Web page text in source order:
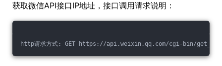
获取微信API接口IP地址，接口调用请求说明：
http请求方式: GET https://api.weixin.qq.com/cgi-bin/